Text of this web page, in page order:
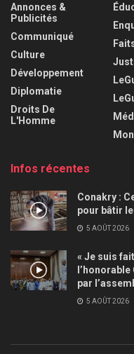
Annonces &
Publicités
Communiqué
Culture
Développement
Diplomatie
Droits De
L'Homme
Infos récentes
Conakry :
pour bâtir
5 AOÛT 2026
« Je suis
par
5 AOÛT 2026